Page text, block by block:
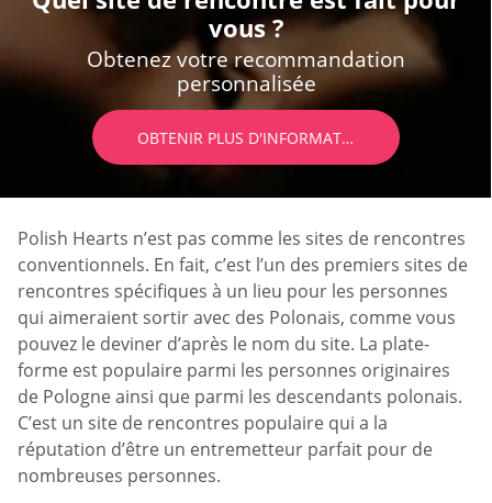
vous ?
Obtenez votre recommandation
personnalisée
OBTENIR PLUS D'INFORMATIONS
Polish Hearts n’est pas comme les sites de rencontres
conventionnels. En fait, c’est l’un des premiers sites de
rencontres spécifiques à un lieu pour les personnes
qui aimeraient sortir avec des Polonais, comme vous
pouvez le deviner d’après le nom du site. La plate-
forme est populaire parmi les personnes originaires
de Pologne ainsi que parmi les descendants polonais.
C’est un site de rencontres populaire qui a la
réputation d’être un entremetteur parfait pour de
nombreuses personnes.